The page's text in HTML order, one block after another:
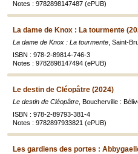
Notes : 9782898147487 (ePUB)
La dame de Knox : La tourmente
La dame de Knox : La tourmente , Saint-
ISBN : 978-2-89814-746-3
Notes : 9782898147494 (ePUB)
Le destin de Cléopâtre (2024)
Le destin de Cléopâtre , Boucherville :
ISBN : 978-2-89793-381-4
Notes : 9782897933821 (ePUB)
Les gardiens des portes :